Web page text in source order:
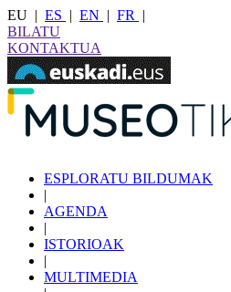
EU | ES | EN | FR
|
BILATU
KONTAKTUA
ESPLORATU BILDUMAK
|
AGENDA
|
ISTORIOAK
|
MULTIMEDIA